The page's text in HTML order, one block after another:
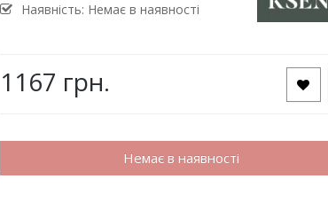
Наявність: Немає в наявності
1167 грн.
Немає в наявності